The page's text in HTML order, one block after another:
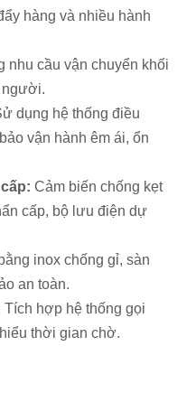
hàng và nhiều hành
nhu cầu vận chuyển khối
người.
dụng hệ thống điều
vận hành êm ái, ổn
Cảm biến chống kẹt
cấp, bộ lưu điện dự
inox chống gỉ, sàn
an toàn.
Tích hợp hệ thống gọi
thời gian chờ.